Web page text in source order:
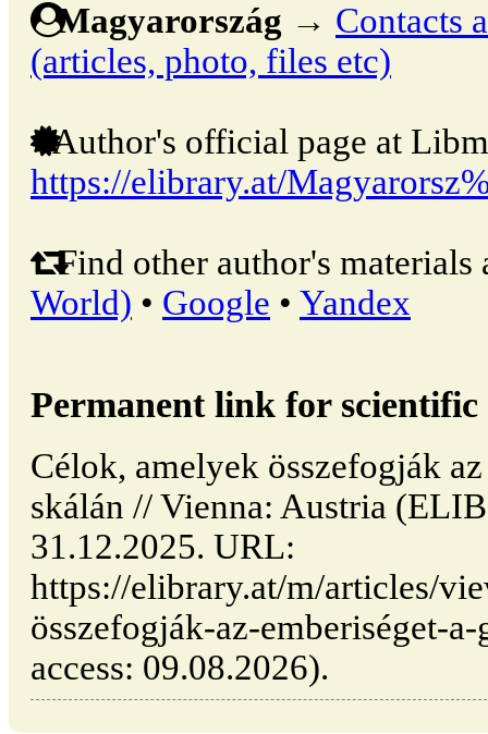
Magyarország → Contacts
(articles, photo, files etc)
Author's official page at
https://elibrary.at/
Find other author's materials
World) • Google • Yandex
Permanent link for
Célok, amelyek összefogják
skálán // Vienna: Austria
31.12.2025. URL:
https://elibrary.at/m/articles/
összefogják-az-emberiséget-
access: 09.08.2026).